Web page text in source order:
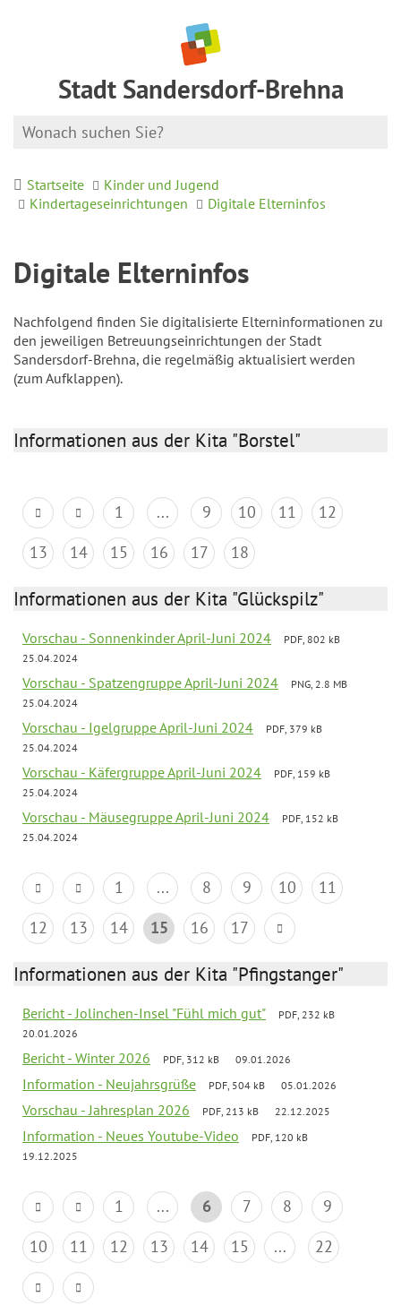
Stadt Sandersdorf-Brehna
Startseite
Kinder und Jugend
Kindertageseinrichtungen
Digitale Elterninfos
Digitale Elterninfos
Nachfolgend finden Sie digitalisierte Elterninformationen zu
den jeweiligen Betreuungseinrichtungen der Stadt
Sandersdorf-Brehna, die regelmäßig aktualisiert werden
(zum Aufklappen).
Informationen aus der Kita "Borstel"
1 ... 9 10 11
12
13
14 15 16 17 18
Informationen aus der Kita "Glückspilz"
Vorschau - Sonnenkinder April-Juni 2024
PDF, 802 kB
25.04.2024
Vorschau - Spatzengruppe April-Juni 2024
PNG, 2.8 MB
25.04.2024
Vorschau - Igelgruppe April-Juni 2024
PDF, 379 kB
25.04.2024
Vorschau - Käfergruppe April-Juni 2024
PDF, 159 kB
25.04.2024
Vorschau - Mäusegruppe April-Juni 2024
PDF, 152 kB
25.04.2024
1 ... 8 9 10
11
12
13 14 15 16 17
Informationen aus der Kita "Pfingstanger"
Bericht - Jolinchen-Insel "Fühl mich gut"
PDF, 232 kB
20.01.2026
Bericht - Winter 2026 PDF, 312 kB 09.01.2026
Information - Neujahrsgrüße PDF, 504 kB 05.01.2026
Vorschau - Jahresplan 2026 PDF, 213 kB 22.12.2025
Information - Neues Youtube-Video
PDF, 120 kB
19.12.2025
1 ... 6 7 8
9
10
11 12 13 14 15 ... 22